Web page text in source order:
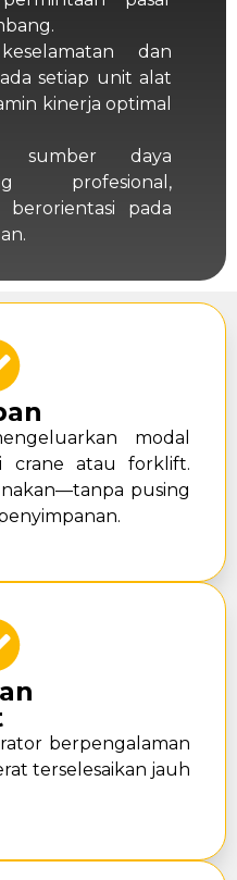
dan
setiap unit alat
kinerja optimal
sumber daya
profesional,
berorientasi pada
modal
crane atau forklift.
pusing
berpengalaman
terselesaikan jauh